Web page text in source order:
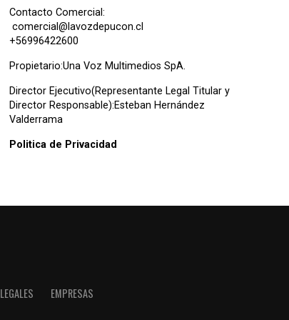
Contacto Comercial:
comercial@lavozdepucon.cl
+56996422600
Propietario:Una Voz Multimedios SpA.
Director Ejecutivo(Representante Legal Titular y
Director Responsable):Esteban Hernández
Valderrama
Politica de Privacidad
LEGALES EMPRESAS